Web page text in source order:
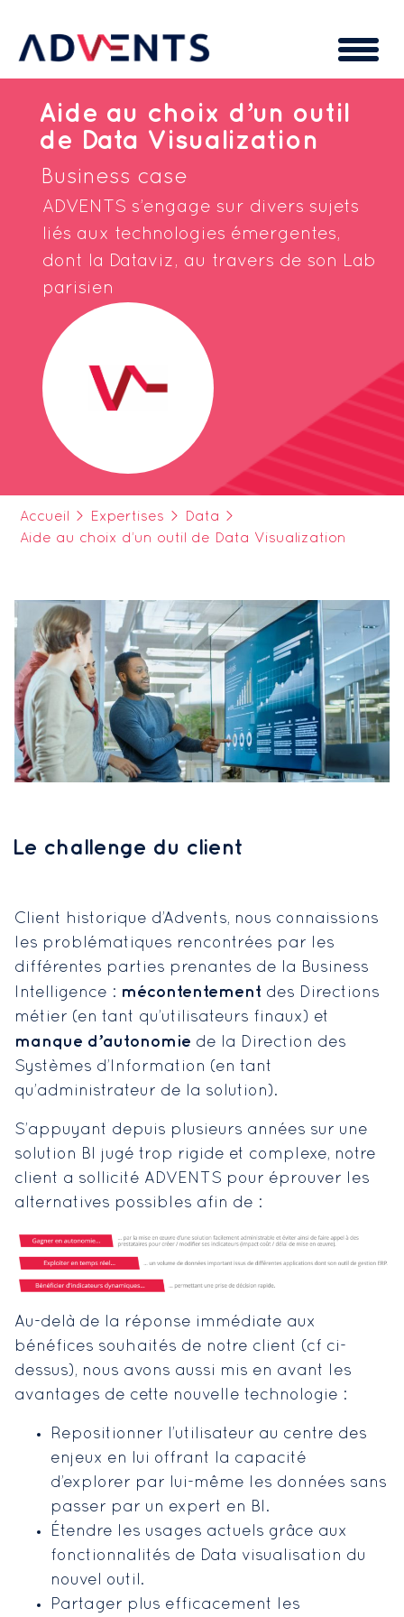
Aide au choix d’un outil
de Data Visualization
Business case
ADVENTS s’engage sur divers sujets
liés aux technologies émergentes,
dont la Dataviz, au travers de son Lab
parisien
Accueil > Expertises > Data
>
Aide au choix d’un outil de Data Visualization
Le challenge du client
Client historique d’Advents, nous connaissions
les problématiques rencontrées par les
différentes parties prenantes de la Business
Intelligence : mécontentement des Directions
métier (en tant qu’utilisateurs finaux) et
manque d’autonomie de la Direction des
Systèmes d’Information (en tant
qu’administrateur de la solution).
S’appuyant depuis plusieurs années sur une
solution BI jugé trop rigide et complexe, notre
client a sollicité ADVENTS pour éprouver les
alternatives possibles afin de :
Au-delà de la réponse immédiate aux
bénéfices souhaités de notre client (cf ci-
dessus), nous avons aussi mis en avant les
avantages de cette nouvelle technologie :
Repositionner l’utilisateur au centre des
enjeux en lui offrant la capacité
d’explorer par lui-même les données sans
passer par un expert en BI.
Étendre les usages actuels grâce aux
fonctionnalités de Data visualisation du
nouvel outil.
Partager plus efficacement les